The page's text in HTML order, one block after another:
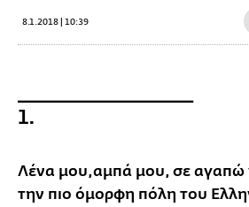
8.1.2018 | 10:39
1.
Λένα μου,αμπά μου, σε αγαπώ
την πιο όμορφη πόλη του